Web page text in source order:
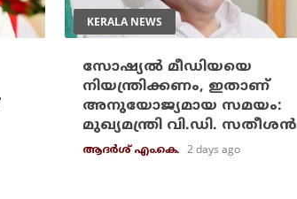
KERALA NEWS
സോഷ്യല്‍ മീഡിയയെ
നിയന്ത്രിക്കണം, ഇതാണ്
അനുയോജ്യമായ സമയം:
മുഖ്യമന്ത്രി വി.ഡി. സതീശന്‍
ആദർശ് എം.കെ. 2 days ago